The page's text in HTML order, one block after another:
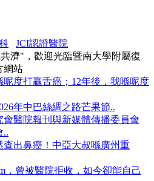
JCI認證醫院
濟"，歡迎光臨暨南大學附屬復
網站
呢度打贏舌癌；12年後，我喺呢度
年中巴絲綢之路芒果節..
會醫院報刊與新媒體傳播委員會
..
查出鼻癌！中亞大叔喺廣州重
，曾被醫院拒收，如今卻能自己